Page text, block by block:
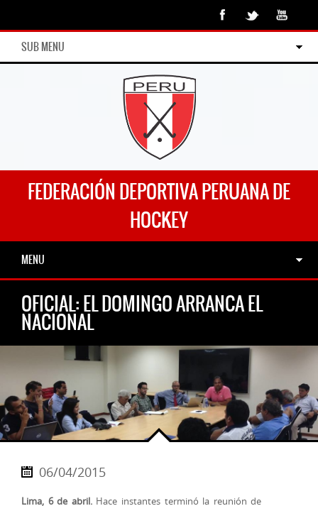
SUB MENU
FEDERACIÓN DEPORTIVA PERUANA DE
HOCKEY
MENU
OFICIAL: EL DOMINGO ARRANCA EL
NACIONAL
06/04/2015
Lima, 6 de abril.Hace instantes terminó la reunión de